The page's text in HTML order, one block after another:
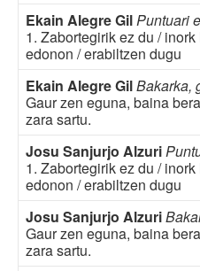
Ekain Alegre GilPuntuari
1. Zabortegirik ez du /
edonon / erabiltzen dugu
Ekain Alegre GilBakarka,
Gaur zen eguna, baina
zara sartu.
Josu Sanjurjo Alzuri
1. Zabortegirik ez du /
edonon / erabiltzen dugu
Josu Sanjurjo Alzuri
Gaur zen eguna, baina
zara sartu.